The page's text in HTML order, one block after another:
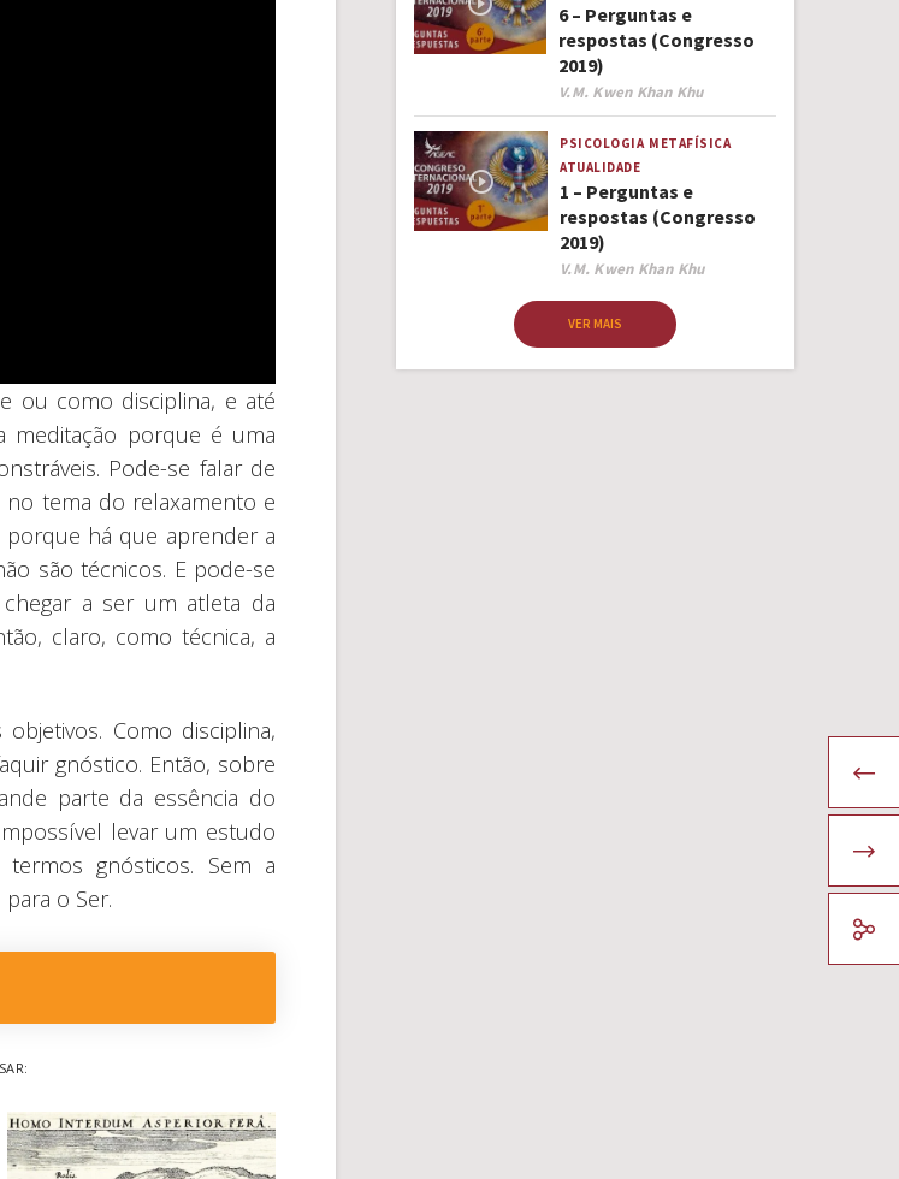
ou como disciplina, e até
meditação porque é uma
Pode-se falar de
tema do relaxamento e
há que aprender a
são técnicos. E pode-se
a ser um atleta da
claro, como técnica, a
Como disciplina,
gnóstico. Então, sobre
parte da essência do
levar um estudo
gnósticos. Sem a
o Ser.
6 – Perguntas e
respostas (Congresso
2019)
Author
V.M. Kwen Khan Khu
PSICOLOGIA METAFÍSICA
ATUALIDADE
1 – Perguntas e
respostas (Congresso
2019)
Author
V.M. Kwen Khan Khu
VER MAIS